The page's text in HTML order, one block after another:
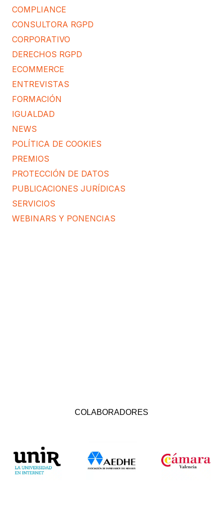
COMPLIANCE
CONSULTORA RGPD
CORPORATIVO
DERECHOS RGPD
ECOMMERCE
ENTREVISTAS
FORMACIÓN
IGUALDAD
NEWS
POLÍTICA DE COOKIES
PREMIOS
PROTECCIÓN DE DATOS
PUBLICACIONES JURÍDICAS
SERVICIOS
WEBINARS Y PONENCIAS
COLABORADORES